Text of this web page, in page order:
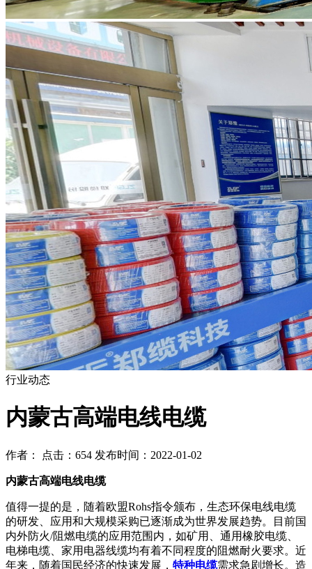
行业动态
内蒙古高端电线电缆
作者： 点击：654 发布时间：2022-01-02
内蒙古高端电线电缆
值得一提的是，随着欧盟Rohs指令颁布，生态环保电线电缆
的研发、应用和大规模采购已逐渐成为世界发展趋势。目前国
内外防火/阻燃电缆的应用范围内，如矿用、通用橡胶电缆、
电梯电缆、家用电器线缆均有着不同程度的阻燃耐火要求。近
年来，随着国民经济的快速发展， 特种电缆需求急剧增长。造